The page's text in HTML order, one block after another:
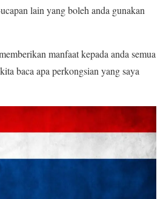
lain yang boleh anda gunakan
manfaat kepada anda semua
baca apa perkongsian yang saya